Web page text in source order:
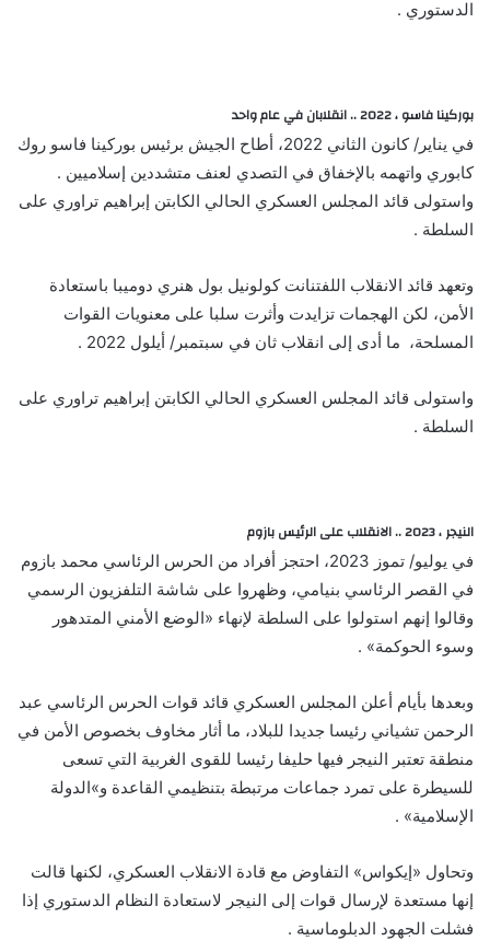
الدستوري .
بوركينا فاسو ، 2022 .. انقلابان في عام واحد
في يناير/ كانون الثاني 2022، أطاح الجيش برئيس بوركينا فاسو روك
كابوري واتهمه بالإخفاق في التصدي لعنف متشددين إسلاميين .
واستولى قائد المجلس العسكري الحالي الكابتن إبراهيم تراوري على
السلطة .
وتعهد قائد الانقلاب اللفتنانت كولونيل بول هنري دوميبا باستعادة
الأمن، لكن الهجمات تزايدت وأثرت سلبا على معنويات القوات
المسلحة، ما أدى إلى انقلاب ثان في سبتمبر/ أيلول 2022 .
واستولى قائد المجلس العسكري الحالي الكابتن إبراهيم تراوري على
السلطة .
النيجر ، 2023 .. الانقلاب على الرئيس بازوم
في يوليو/ تموز 2023، احتجز أفراد من الحرس الرئاسي محمد بازوم
في القصر الرئاسي بنيامي، وظهروا على شاشة التلفزيون الرسمي
وقالوا إنهم استولوا على السلطة لإنهاء «الوضع الأمني المتدهور
وسوء الحوكمة» .
وبعدها بأيام أعلن المجلس العسكري قائد قوات الحرس الرئاسي عبد
الرحمن تشياني رئيسا جديدا للبلاد، ما أثار مخاوف بخصوص الأمن في
منطقة تعتبر النيجر فيها حليفا رئيسا للقوى الغربية التي تسعى
للسيطرة على تمرد جماعات مرتبطة بتنظيمي القاعدة و»الدولة
الإسلامية» .
وتحاول «إيكواس» التفاوض مع قادة الانقلاب العسكري، لكنها قالت
إنها مستعدة لإرسال قوات إلى النيجر لاستعادة النظام الدستوري إذا
فشلت الجهود الدبلوماسية .